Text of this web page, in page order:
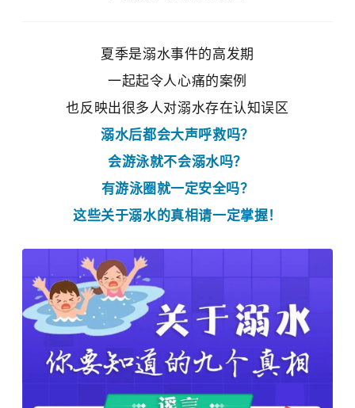
夏季是溺水事件的高发期
一起起令人心痛的案例
也反映出很多人对溺水存在认知误区
溺水后都会大声呼救吗？
会游泳就不会溺水吗？
有游泳圈就一定安全吗？
这些关于溺水的真相请一定掌握！